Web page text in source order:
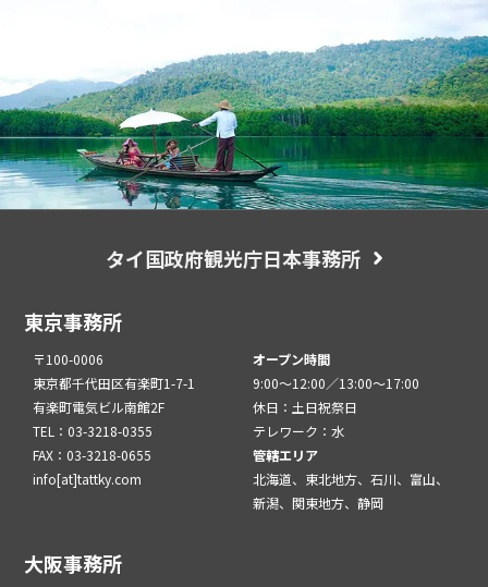
タイ国政府観光庁日本事務所
東京事務所
〒100-0006
東京都千代田区有楽町1-7-1
有楽町電気ビル南館2F
TEL：03-3218-0355
FAX：03-3218-0655
info[at]tattky.com
オープン時間
9:00～12:00／13:00～17:00
休日：土日祝祭日
テレワーク：水
管轄エリア
北海道、東北地方、石川、富山、
新潟、関東地方、静岡
大阪事務所